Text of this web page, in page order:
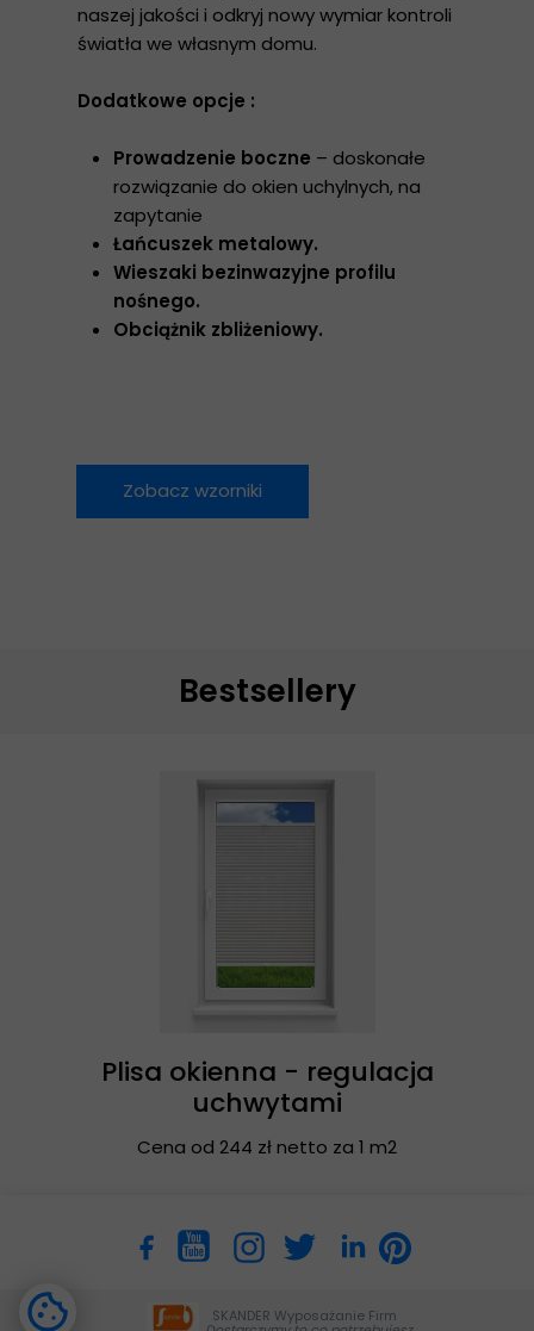
Zobacz wzorniki
Plisa okienna - regulacja
uchwytami
Cena od 244 zł netto za 1 m2
naszej jakości i odkryj nowy wymiar kontroli
światła we własnym domu.
Dodatkowe opcje :
Prowadzenie boczne – doskonałe
rozwiązanie do okien uchylnych, na
zapytanie
Łańcuszek metalowy.
Wieszaki bezinwazyjne profilu
nośnego.
Obciążnik zbliżeniowy.
Bestsellery
SKANDER Wyposażanie Firm